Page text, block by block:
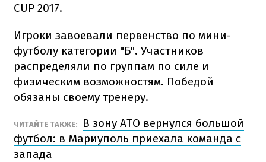
CUP 2017.
Игроки завоевали первенство по мини-
футболу категории "Б". Участников
распределяли по группам по силе и
физическим возможностям. Победой
обязаны своему тренеру.
ЧИТАЙТЕ ТАКЖЕ:
В зону АТО вернулся большой
футбол: в Мариуполь приехала команда с
запада